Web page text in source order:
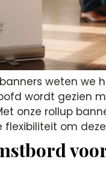
weten
wordt gezien
onze rollup
om